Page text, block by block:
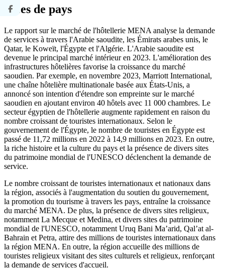
Idées de pays
Le rapport sur le marché de l'hôtellerie MENA analyse la demande
de services à travers l'Arabie saoudite, les Émirats arabes unis, le
Qatar, le Koweït, l'Égypte et l'Algérie. L'Arabie saoudite est
devenue le principal marché intérieur en 2023. L'amélioration des
infrastructures hôtelières favorise la croissance du marché
saoudien. Par exemple, en novembre 2023, Marriott International,
une chaîne hôtelière multinationale basée aux États-Unis, a
annoncé son intention d'étendre son empreinte sur le marché
saoudien en ajoutant environ 40 hôtels avec 11 000 chambres. Le
secteur égyptien de l'hôtellerie augmente rapidement en raison du
nombre croissant de touristes internationaux. Selon le
gouvernement de l'Égypte, le nombre de touristes en Égypte est
passé de 11,72 millions en 2022 à 14,9 millions en 2023. En outre,
la riche histoire et la culture du pays et la présence de divers sites
du patrimoine mondial de l'UNESCO déclenchent la demande de
service.
Le nombre croissant de touristes internationaux et nationaux dans
la région, associés à l'augmentation du soutien du gouvernement,
la promotion du tourisme à travers les pays, entraîne la croissance
du marché MENA. De plus, la présence de divers sites religieux,
notamment La Mecque et Medina, et divers sites du patrimoine
mondial de l'UNESCO, notamment Uruq Bani Ma’arid, Qal’at al-
Bahrain et Petra, attire des millions de touristes internationaux dans
la région MENA. En outre, la région accueille des millions de
touristes religieux visitant des sites culturels et religieux, renforçant
la demande de services d'accueil.